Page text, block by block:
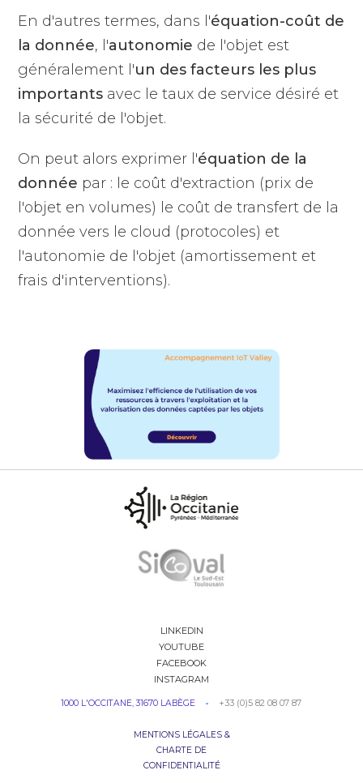
En d'autres termes, dans l'équation-coût de
la donnée, l'autonomie de l'objet est
généralement l'un des facteurs les plus
importants avec le taux de service désiré et
la sécurité de l'objet.
On peut alors exprimer l'équation de la
donnée par : le coût d'extraction (prix de
l'objet en volumes) le coût de transfert de la
donnée vers le cloud (protocoles) et
l'autonomie de l'objet (amortissement et
frais d'interventions).
LINKEDIN
YOUTUBE
FACEBOOK
INSTAGRAM
1000 L'OCCITANE, 31670 LABÈGE - +33 (0)5 82 08 07 87
MENTIONS LÉGALES &
CHARTE DE
CONFIDENTIALITÉ